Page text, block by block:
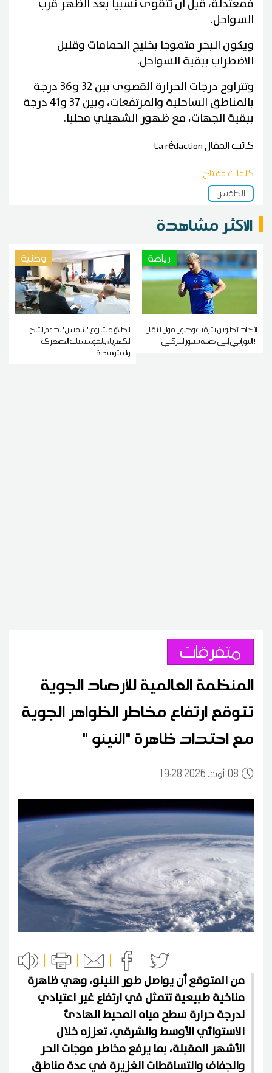
فمعتدلة، قبل أن تتقوى نسبيا بعد الظهر قرب
السواحل.
ويكون البحر متموجا بخليج الحمامات وقليل
الاضطراب ببقية السواحل.
وتتراوح درجات الحرارة القصوى بين 32 و36 درجة
بالمناطق الساحلية والمرتفعات، وبين 37 و41 درجة
ببقية الجهات، مع ظهور الشهيلي محليا.
كاتب المقالLa rédaction
كلمات مفتاح
الطقس
الاكثر مشاهدة
رياضة
إتحاد تطاوين يترقب وصول أموال إنتقال
النوراني إلى أضنة سبور التركي !
وطنية
انطلاق مشروع "شمس" لدعم إنتاج
الكهرباء بالمؤسسات الصغرى
والمتوسطة
متفرقات
المنظمة العالمية للأرصاد الجوية
تتوقع ارتفاع مخاطر الظواهر الجوية
مع احتداد ظاهرة "النينو "
0819:28 2026 أوت
من المتوقع أن يواصل طور النينو، وهي ظاهرة
مناخية طبيعية تتمثل في ارتفاع غير اعتيادي
لدرجة حرارة سطح مياه المحيط الهادئ
الاستوائي الأوسط والشرقي، تعززه خلال
الأشهر المقبلة، بما يرفع مخاطر موجات الحر
والجفاف والتساقطات الغزيرة في عدة مناطق